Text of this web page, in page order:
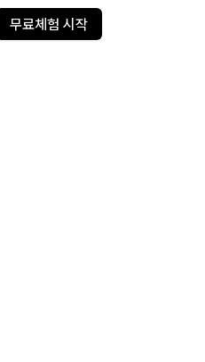
무료체험 시작